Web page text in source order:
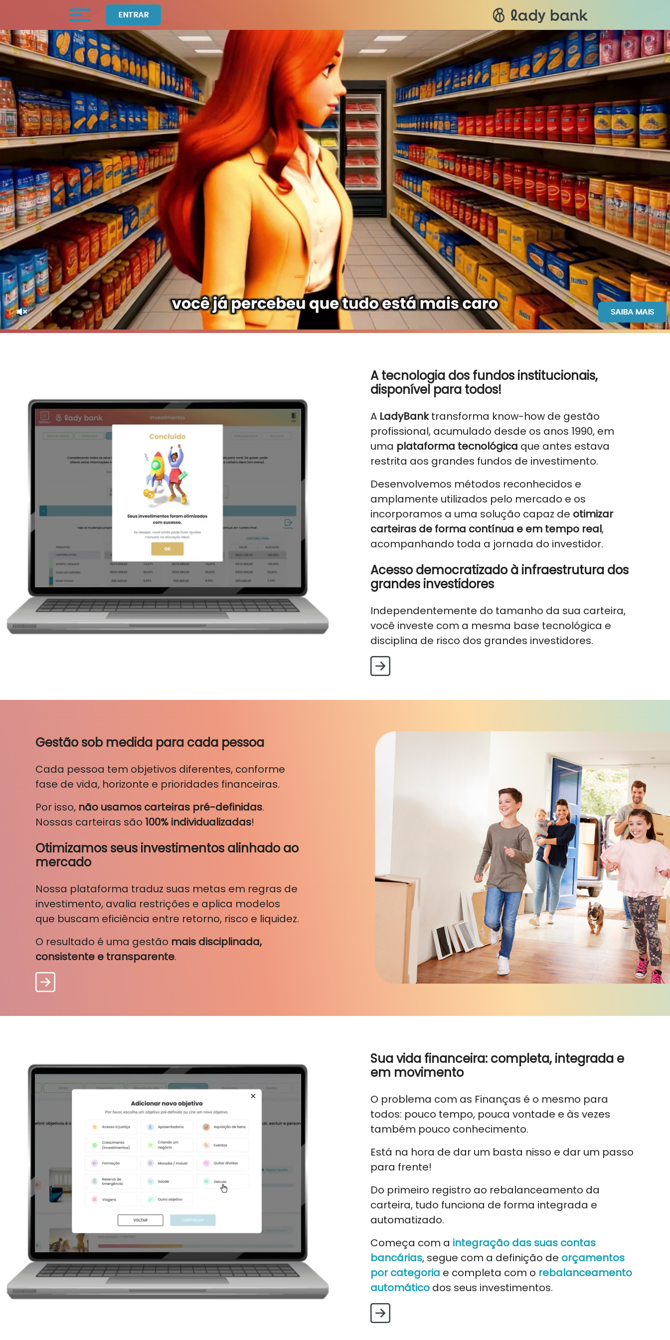
ENTRAR
SAIBA MAIS
A tecnologia dos fundos institucionais,
disponível para todos!
A LadyBanktransforma know-how de gestão
profissional, acumulado desde os anos 1990, em
uma plataforma tecnológica que antes estava
restrita aos grandes fundos de investimento.
Desenvolvemos métodos reconhecidos e
amplamente utilizados pelo mercado e os
incorporamos a uma solução capaz de otimizar
carteiras de forma contínua e em tempo real,
acompanhando toda a jornada do investidor.
Acesso democratizado à infraestrutura dos
grandes investidores
Independentemente do tamanho da sua carteira,
você investe com a mesma base tecnológica e
disciplina de risco dos grandes investidores.
Gestão sob medida para cada pessoa
Cada pessoa tem objetivos diferentes, conforme
fase de vida, horizonte e prioridades financeiras.
Por isso, não usamos carteiras pré-definidas.
Nossas carteiras são 100% individualizadas!
Otimizamos seus investimentos alinhado ao
mercado
Nossa plataforma traduz suas metas em regras de
investimento, avalia restrições e aplica modelos
que buscam eficiência entre retorno, risco e liquidez.
O resultado é uma gestão mais disciplinada,
consistente e transparente.
Sua vida financeira: completa, integrada e
em movimento
O problema com as Finanças é o mesmo para
todos: pouco tempo, pouca vontade e às vezes
também pouco conhecimento.
Está na hora de dar um basta nisso e dar um passo
para frente!
Do primeiro registro ao rebalanceamento da
carteira, tudo funciona de forma integrada e
automatizado.
Começa com a integração das suas contas
bancárias, segue com a definição de orçamentos
por categoria e completa com o rebalanceamento
automático dos seus investimentos.